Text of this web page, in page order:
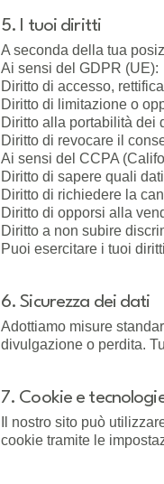
5. I tuoi diritti
A seconda della tua
Ai sensi del GDPR (UE):
Diritto di accesso,
Diritto di limitazione o
Diritto alla portabilità dei
Diritto di revocare il
Ai sensi del CCPA
Diritto di sapere quali
Diritto di richiedere la
Diritto di opporsi alla
Diritto a non subire
Puoi esercitare i tuoi
6. Sicurezza dei dati
Adottiamo misure
divulgazione o perdita.
7. Cookie e
Il nostro sito può
cookie tramite le